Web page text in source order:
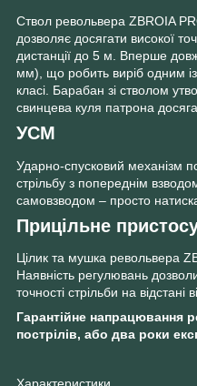
Ствол револьвера ZBROIA
дозволяє досягати високої
дистанції до 5 м. Вперше
мм), що робить виріб одним
класі. Барабан зі стволом
свинцева куля патрона
УСМ
Ударно-спусковий механізм
стрільбу з попереднім
самовзводом – просто
Прицільне
Цілик та мушка револьвера
Наявність регулювань
точності стрільби на відстані
Гарантійне напрацювання
пострілів, або два роки